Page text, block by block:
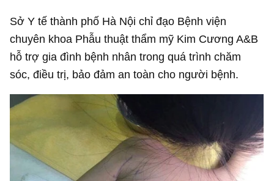
Sở Y tế thành phố Hà Nội chỉ đạo Bệnh viện
chuyên khoa Phẫu thuật thẩm mỹ Kim Cương A&B
hỗ trợ gia đình bệnh nhân trong quá trình chăm
sóc, điều trị, bảo đảm an toàn cho người bệnh.